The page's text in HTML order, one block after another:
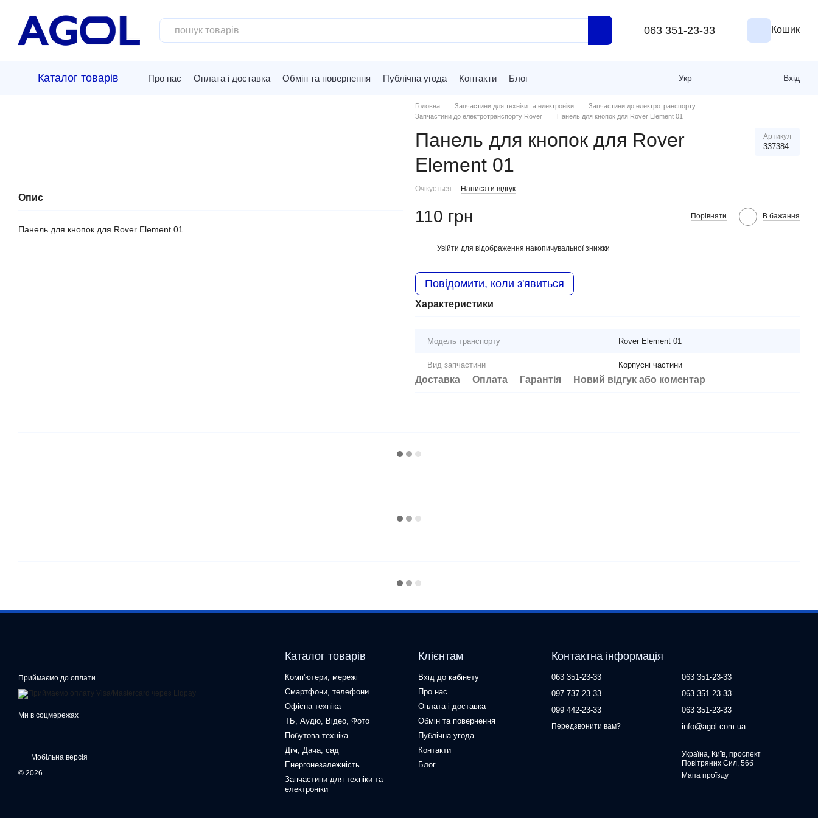
063 351-23-33 Кошик
Каталог товарів Про нас Оплата і доставка Обмін та повернення Публічна угода Контакти Блог Укр Вхід
Опис
Панель для кнопок для Rover Element 01
Головна Запчастини для техніки та електроніки
Запчастини до електротранспорту
Запчастини до електротранспорту Rover
Панель для кнопок для Rover Element 01
Панель для кнопок для Rover
Element 01
Артикул
337384
Очікується Написати відгук
110 грн Порівняти В бажання
Увійти для відображення накопичувальної знижки
Повідомити, коли з'явиться
Характеристики
Модель транспорту Rover Element 01
Вид запчастини Корпусні частини
Доставка Оплата Гарантія Новий відгук або коментар
Приймаємо до оплати
Ми в соцмережах
Мобільна версія
© 2026
Каталог товарів
Комп'ютери, мережі
Смартфони, телефони
Офісна техніка
ТБ, Аудіо, Відео, Фото
Побутова техніка
Дім, Дача, сад
Енергонезалежність
Запчастини для техніки та
електроніки
Клієнтам
Вхід до кабінету
Про нас
Оплата і доставка
Обмін та повернення
Публічна угода
Контакти
Блог
Контактна інформація
063 351-23-33
097 737-23-33
099 442-23-33
Передзвонити вам?
063 351-23-33
063 351-23-33
063 351-23-33
info@agol.com.ua
Україна, Київ, проспект
Повітряних Сил, 56б
Мапа проїзду